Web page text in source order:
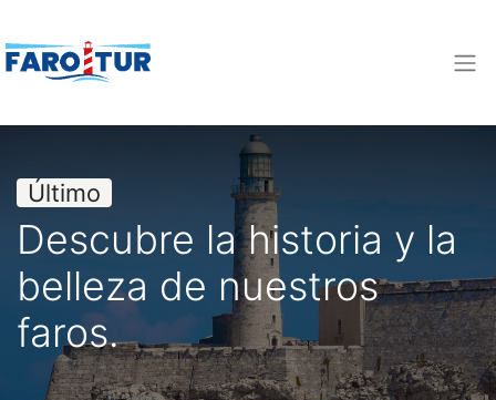
Último
Descubre la historia y la
belleza de nuestros
faros.